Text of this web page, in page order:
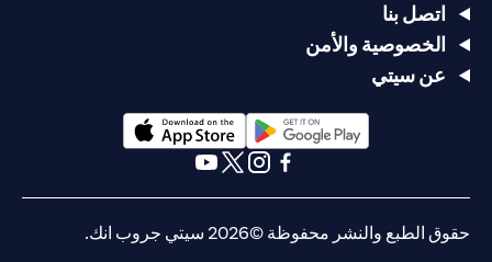
اتصل بنا
الخصوصية والأمن
عن سيتي
(opens in a new tab)
حقوق الطبع والنشر محفوظة ©2026 سيتي جروب انك.